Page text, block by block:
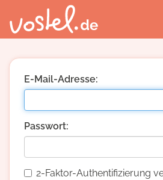
E-Mail-Adresse:
Passwort:
2-Faktor-Authentifizierung